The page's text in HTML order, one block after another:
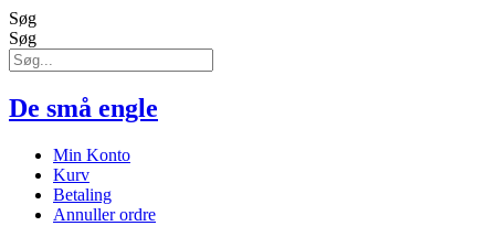
Søg
Søg
De små engle
Min Konto
Kurv
Betaling
Annuller ordre